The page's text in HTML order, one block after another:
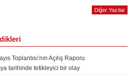
Diğer Yazılar
Toplantısı’nın Açılış Raporu
tarihinde tetikleyici bir olay